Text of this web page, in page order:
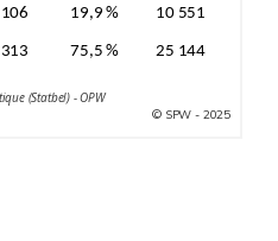
19,9 % 10 551
75,5 % 25 144
(Statbel) - OPW
© SPW - 2025